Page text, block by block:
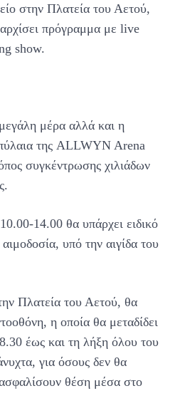
στην Πλατεία του Αετού,
πρόγραμμα με live
show.
μέρα αλλά και η
της ALLWYN Arena
συγκέντρωσης χιλιάδων
14.00 θα υπάρχει ειδικό
υπό την αιγίδα του
Πλατεία του Αετού, θα
η οποία θα μεταδίδει
έως και τη λήξη όλου του
για όσους δεν θα
θέση μέσα στο